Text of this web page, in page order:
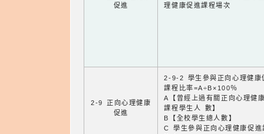
促進
理健康促進課程場次
2-9 正向心理健康
促進
2-9-2 學生參與正向心理健康
課程比率=A÷B×100％
A【曾經上過有關正向心理健
課程學生人 數】
B【全校學生總人數】
C 學生參與正向心理健康促進